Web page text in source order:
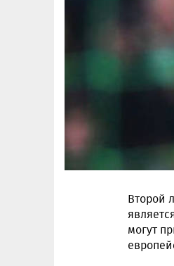
Второй
могут